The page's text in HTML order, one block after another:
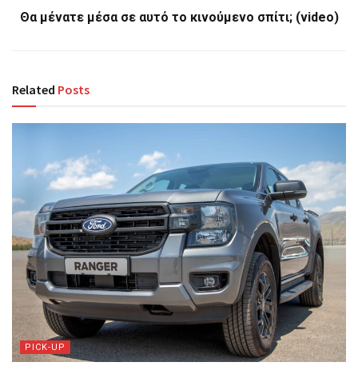
Θα μένατε μέσα σε αυτό το κινούμενο σπίτι; (video)
Related Posts
PICK-UP